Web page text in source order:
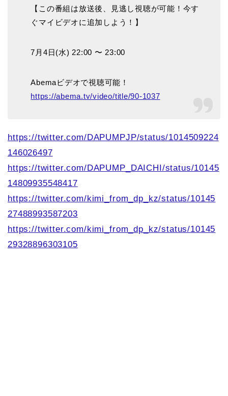
【この番組は放送後、見逃し視聴が可能！今す
ぐマイビデオに追加しよう！】
7月4日(水) 22:00 〜 23:00
Abemaビデオで視聴可能！
https://abema.tv/video/title/90-1037
https://twitter.com/DAPUMPJP/status/1014509224
146026497
https://twitter.com/DAPUMP_DAICHI/status/10145
14809935548417
https://twitter.com/kimi_from_dp_kz/status/10145
27488993587203
https://twitter.com/kimi_from_dp_kz/status/10145
29328896303105